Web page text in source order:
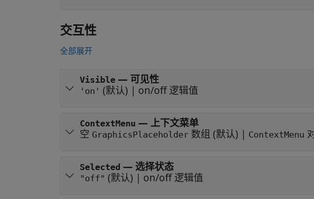
交互性
全部展开
Visible — 可见性
'on' (默认) | on/off 逻辑值
ContextMenu — 上下文菜单
空 GraphicsPlaceholder 数组 (默认) | ContextMenu
Selected — 选择状态
"off" (默认) | on/off 逻辑值